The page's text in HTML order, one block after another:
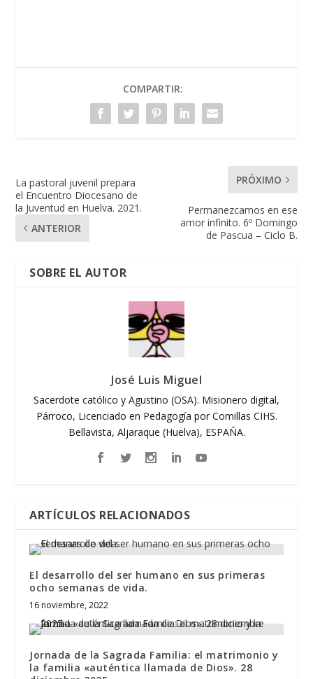
COMPARTIR:
La pastoral juvenil prepara
el Encuentro Diocesano de
la Juventud en Huelva. 2021.
ANTERIOR
PRÓXIMO
Permanezcamos en ese
amor infinito. 6º Domingo
de Pascua – Ciclo B.
SOBRE EL AUTOR
José Luis Miguel
Sacerdote católico y Agustino (OSA). Misionero digital,
Párroco, Licenciado en Pedagogía por Comillas CIHS.
Bellavista, Aljaraque (Huelva), ESPAÑA.
ARTÍCULOS RELACIONADOS
El desarrollo del ser humano en sus primeras
ocho semanas de vida.
16 noviembre, 2022
Jornada de la Sagrada Familia: el matrimonio y
la familia «auténtica llamada de Dios». 28